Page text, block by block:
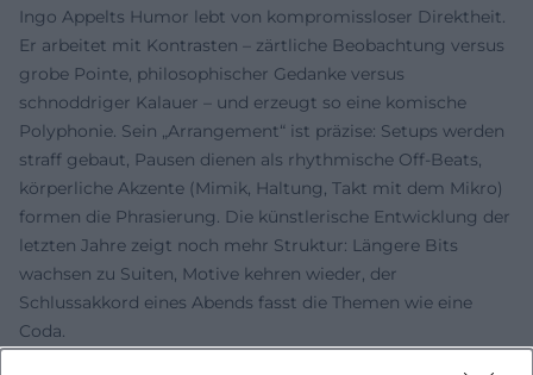
Ingo Appelts Humor lebt von kompromissloser Direktheit.
Er arbeitet mit Kontrasten – zärtliche Beobachtung versus
grobe Pointe, philosophischer Gedanke versus
schnoddriger Kalauer – und erzeugt so eine komische
Polyphonie. Sein „Arrangement“ ist präzise: Setups werden
straff gebaut, Pausen dienen als rhythmische Off‑Beats,
körperliche Akzente (Mimik, Haltung, Takt mit dem Mikro)
formen die Phrasierung. Die künstlerische Entwicklung der
letzten Jahre zeigt noch mehr Struktur: Längere Bits
wachsen zu Suiten, Motive kehren wieder, der
Schlussakkord eines Abends fasst die Themen wie eine
Coda.